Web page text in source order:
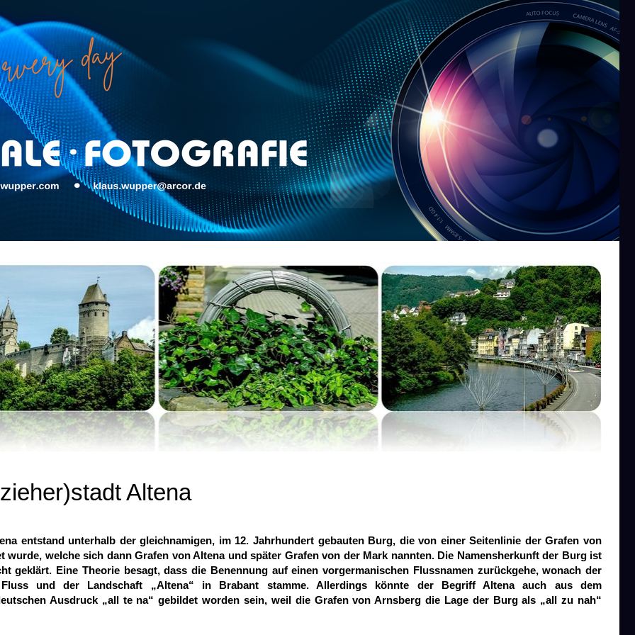
Altena
entstand unterhalb der gleichnamigen, im 12. Jahrhundert gebauten Burg, die von einer Seitenlinie der Grafen von
wurde, welche sich dann Grafen von Altena und später Grafen von der Mark nannten. Die Namensherkunft der Burg ist
geklärt. Eine Theorie besagt, dass die Benennung auf einen vorgermanischen Flussnamen zurückgehe, wonach der
und der Landschaft „Altena“ in Brabant stamme. Allerdings könnte der Begriff Altena auch aus dem
Ausdruck „all te na“ gebildet worden sein, weil die Grafen von Arnsberg die Lage der Burg als „all zu nah“